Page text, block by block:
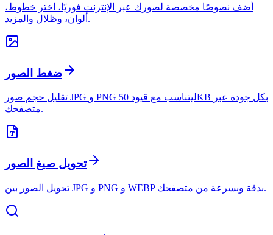
أضف نصوصًا مخصصة لصورك عبر الإنترنت فوريًا، اختر خطوط،
ألوان، وظلال والمزيد.
ضغط الصور
تقليل حجم صور JPG و PNG ليتناسب مع قيود 50KB بكل جودة عبر
متصفحك.
تحويل صيغ الصور
تحويل الصور بين JPG و PNG و WEBP بدقة وبسرعة من متصفحك.